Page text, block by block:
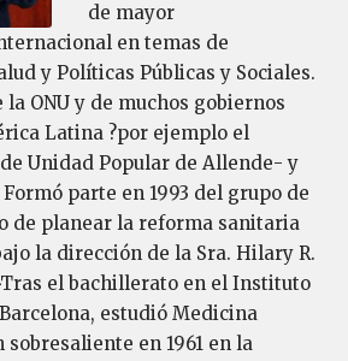
de mayor
en temas de
y Políticas Públicas y Sociales.
ONU y de muchos gobiernos
Latina ?por ejemplo el
Unidad Popular de Allende- y
parte en 1993 del grupo de
de planear la reforma sanitaria
la dirección de la Sra. Hilary R.
el bachillerato en el Instituto
estudió Medicina
en 1961 en la